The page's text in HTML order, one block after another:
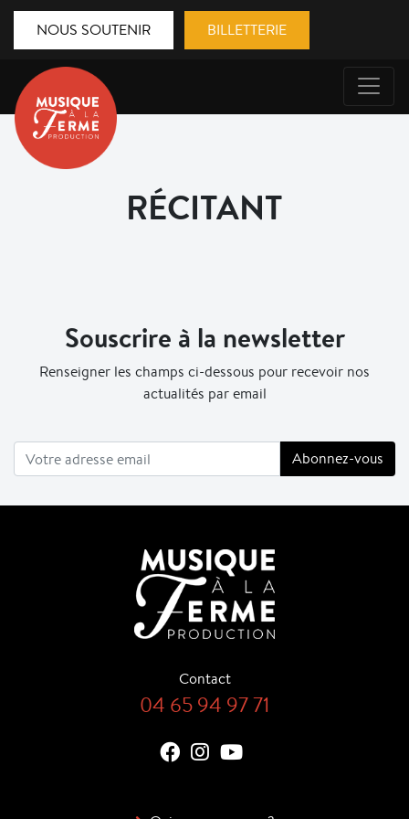
NOUS SOUTENIR BILLETTERIE
RÉCITANT
Souscrire à la newsletter
Renseigner les champs ci-dessous pour recevoir nos
actualités par email
Contact
04 65 94 97 71